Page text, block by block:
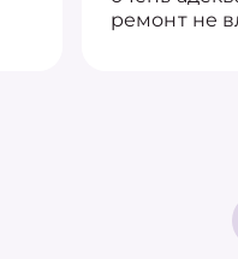
ремонт не